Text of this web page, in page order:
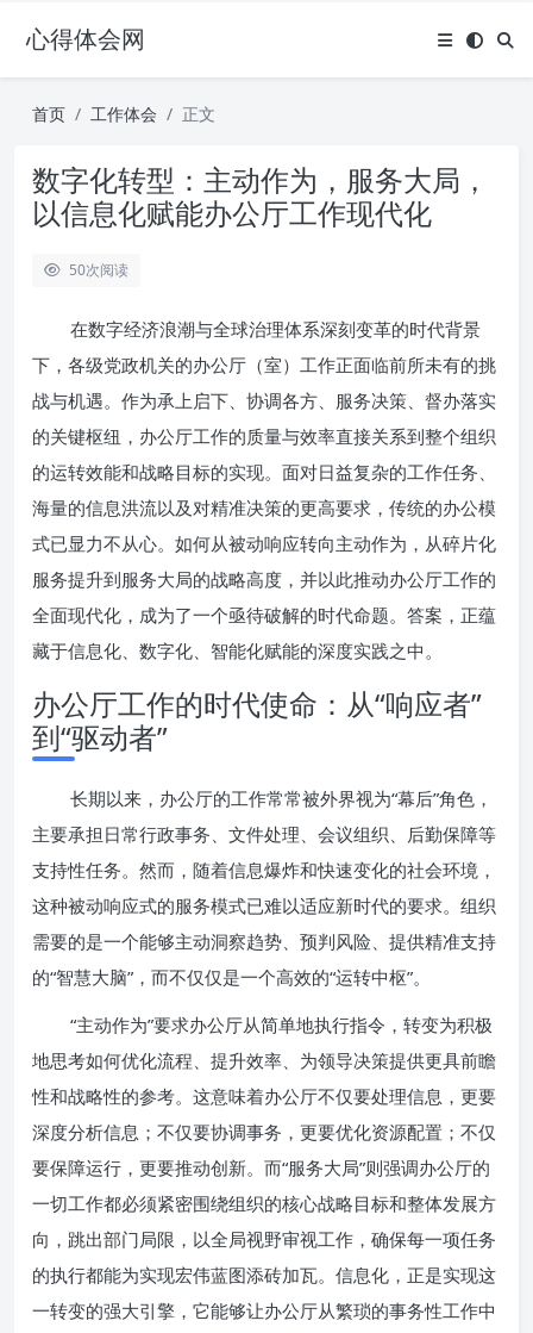
心得体会网
首页 工作体会 正文
数字化转型：主动作为，服务大局，
以信息化赋能办公厅工作现代化
50次阅读
在数字经济浪潮与全球治理体系深刻变革的时代背景
下，各级党政机关的办公厅（室）工作正面临前所未有的挑
战与机遇。作为承上启下、协调各方、服务决策、督办落实
的关键枢纽，办公厅工作的质量与效率直接关系到整个组织
的运转效能和战略目标的实现。面对日益复杂的工作任务、
海量的信息洪流以及对精准决策的更高要求，传统的办公模
式已显力不从心。如何从被动响应转向主动作为，从碎片化
服务提升到服务大局的战略高度，并以此推动办公厅工作的
全面现代化，成为了一个亟待破解的时代命题。答案，正蕴
藏于信息化、数字化、智能化赋能的深度实践之中。
办公厅工作的时代使命：从“响应者”
到“驱动者”
长期以来，办公厅的工作常常被外界视为“幕后”角色，
主要承担日常行政事务、文件处理、会议组织、后勤保障等
支持性任务。然而，随着信息爆炸和快速变化的社会环境，
这种被动响应式的服务模式已难以适应新时代的要求。组织
需要的是一个能够主动洞察趋势、预判风险、提供精准支持
的“智慧大脑”，而不仅仅是一个高效的“运转中枢”。
“主动作为”要求办公厅从简单地执行指令，转变为积极
地思考如何优化流程、提升效率、为领导决策提供更具前瞻
性和战略性的参考。这意味着办公厅不仅要处理信息，更要
深度分析信息；不仅要协调事务，更要优化资源配置；不仅
要保障运行，更要推动创新。而“服务大局”则强调办公厅的
一切工作都必须紧密围绕组织的核心战略目标和整体发展方
向，跳出部门局限，以全局视野审视工作，确保每一项任务
的执行都能为实现宏伟蓝图添砖加瓦。信息化，正是实现这
一转变的强大引擎，它能够让办公厅从繁琐的事务性工作中